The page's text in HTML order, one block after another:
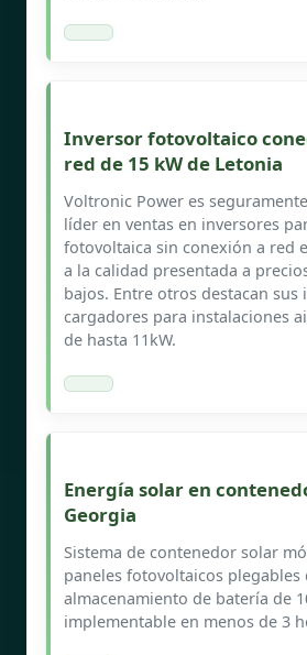
Inversor fotovoltaico
red de 15 kW de Letonia
Voltronic Power es
líder en ventas en inversores
fotovoltaica sin conexión a red
a la calidad presentada a
bajos. Entre otros destacan sus
cargadores para instalaciones
de hasta 11kW.
Energía solar en
Georgia
Sistema de contenedor solar
paneles fotovoltaicos plegables
almacenamiento de batería de
implementable en menos de 3